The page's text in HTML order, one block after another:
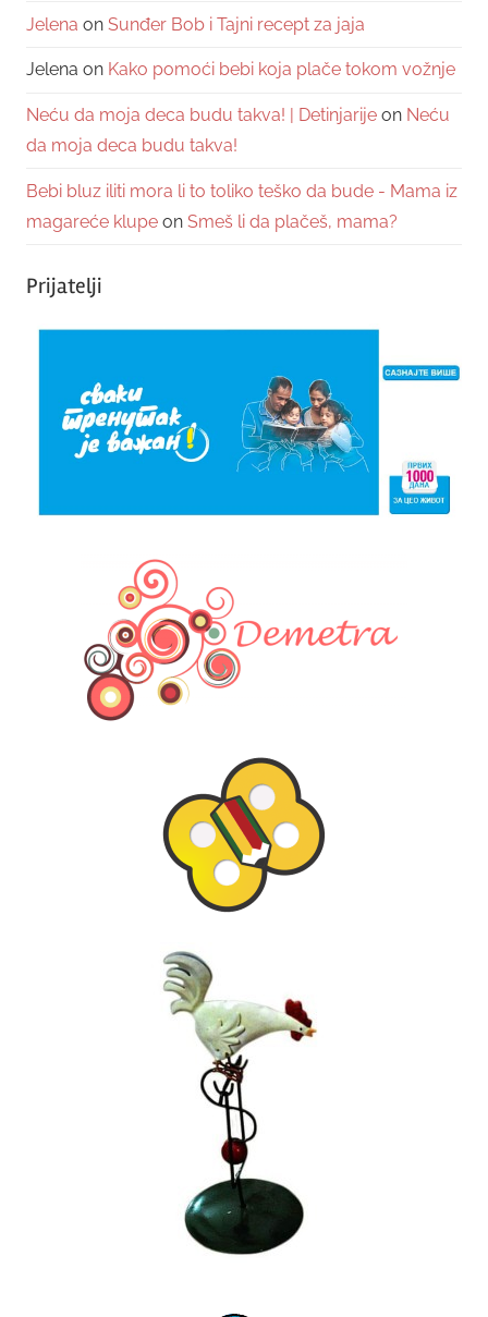
Jelena on Sunđer Bob i Tajni recept za jaja
Jelena on Kako pomoći bebi koja plače tokom vožnje
Neću da moja deca budu takva! | Detinjarije on Neću
da moja deca budu takva!
Bebi bluz iliti mora li to toliko teško da bude - Mama iz
magareće klupe on Smeš li da plačeš, mama?
Prijatelji